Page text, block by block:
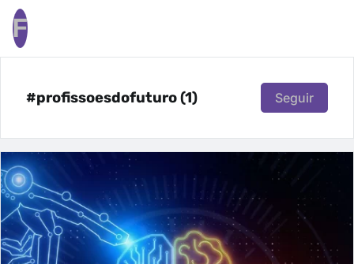
F
#profissoesdofuturo (1) Seguir